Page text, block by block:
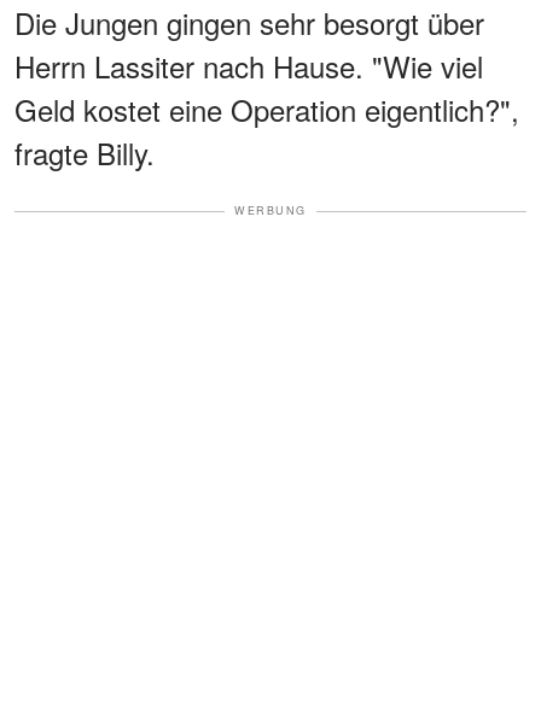
Die Jungen gingen sehr besorgt über
Herrn Lassiter nach Hause. "Wie viel
Geld kostet eine Operation eigentlich?",
fragte Billy.
WERBUNG